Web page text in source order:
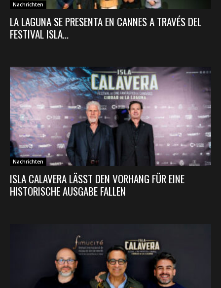
Nachrichten
LA LAGUNA SE PRESENTA EN CANNES A TRAVÉS DEL
FESTIVAL ISLA...
Nachrichten
ISLA CALAVERA LÄSST DEN VORHANG FÜR EINE
HISTORISCHE AUSGABE FALLEN